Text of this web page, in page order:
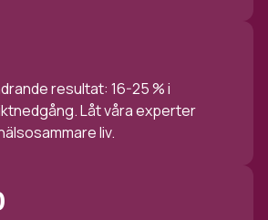
resultat: 16-25 % i
Låt våra experter
liv.